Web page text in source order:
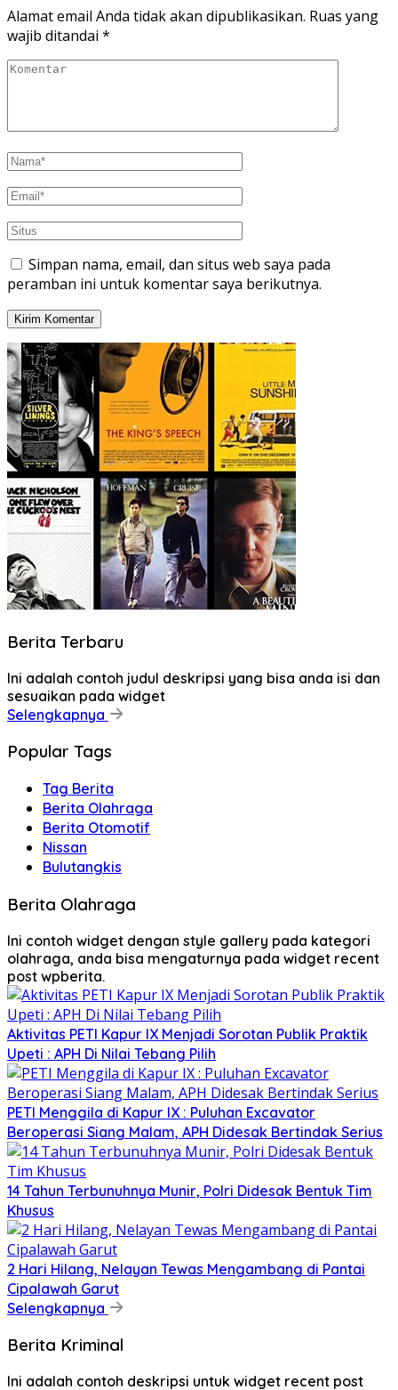
Alamat email Anda tidak akan dipublikasikan. Ruas yang
wajib ditandai *
Simpan nama, email, dan situs web saya pada
peramban ini untuk komentar saya berikutnya.
Berita Terbaru
Ini adalah contoh judul deskripsi yang bisa anda isi dan
sesuaikan pada widget
Selengkapnya
Popular Tags
Tag Berita
Berita Olahraga
Berita Otomotif
Nissan
Bulutangkis
Berita Olahraga
Ini contoh widget dengan style gallery pada kategori
olahraga, anda bisa mengaturnya pada widget recent
post wpberita.
Aktivitas PETI Kapur IX Menjadi Sorotan Publik Praktik
Upeti : APH Di Nilai Tebang Pilih
PETI Menggila di Kapur IX : Puluhan Excavator
Beroperasi Siang Malam, APH Didesak Bertindak Serius
14 Tahun Terbunuhnya Munir, Polri Didesak Bentuk Tim
Khusus
2 Hari Hilang, Nelayan Tewas Mengambang di Pantai
Cipalawah Garut
Selengkapnya
Berita Kriminal
Ini adalah contoh deskripsi untuk widget recent post